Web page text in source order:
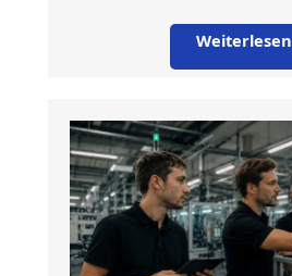
Weiterlesen